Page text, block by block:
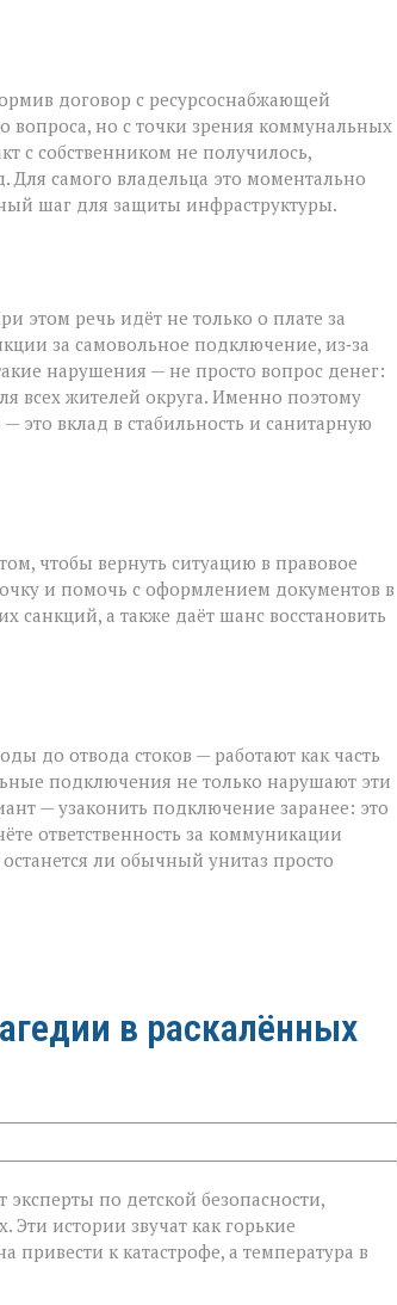
договор с ресурсоснабжающей
вопроса, но с точки зрения коммунальных
с собственником не получилось,
самого владельца это моментально
шаг для защиты инфраструктуры.
этом речь идёт не только о плате за
за самовольное подключение, из‑за
нарушения — не просто вопрос денег:
всех жителей округа. Именно поэтому
это вклад в стабильность и санитарную
чтобы вернуть ситуацию в правовое
и помочь с оформлением документов в
а также даёт шанс восстановить
до отвода стоков — работают как часть
подключения не только нарушают эти
— узаконить подключение заранее: это
ответственность за коммуникации
ли обычный унитаз просто
в раскалённых
по детской безопасности,
Эти истории звучат как горькие
к катастрофе, а температура в